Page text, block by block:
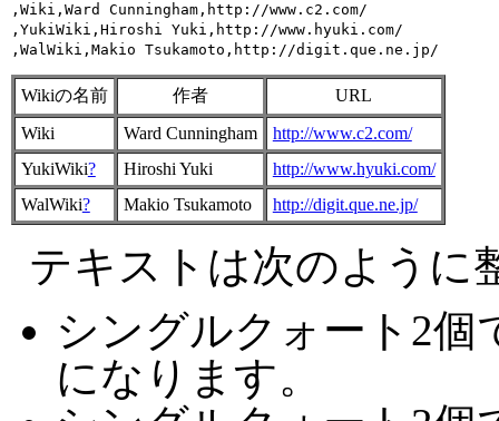
,Wiki,Ward Cunningham,http://www.c2.com/
,YukiWiki,Hiroshi Yuki,http://www.hyuki.com/
Wikiの名前 作者
URL
Wiki
Ward Cunningham
http://www.c2.com/
YukiWiki? Hiroshi Yuki
http://www.hyuki.com/
WalWiki? Makio Tsukamoto http://digit.que.ne.jp/
テキストは次のように
シングルクォート2個
になります。